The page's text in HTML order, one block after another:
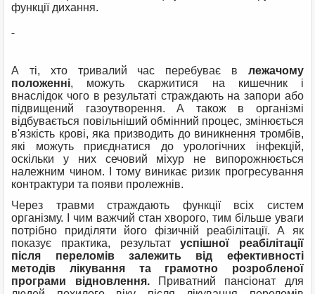
функції дихання.
А ті, хто тривалий час перебуває в лежачому
положенні, можуть скаржитися на кишечник і
внаслідок чого в результаті страждають на запори або
підвищений газоутворення. А також в організмі
відбувається повільніший обмінний процес, змінюється
в'язкість крові, яка призводить до виникнення тромбів,
які можуть приєднатися до урологічних інфекцій,
оскільки у них сечовий міхур не випорожнюється
належним чином. І тому виникає ризик прогресування
контрактури та появи пролежнів.
Через травми страждають функції всіх систем
організму. І чим важчий стан хворого, тим більше уваги
потрібно приділяти його фізичній реабілітації. А як
показує практика, результатуспішної реабілітації
після переломів залежить від ефективності
методів лікування та грамотно розробленої
програми відновлення.Приватний пансіонат для